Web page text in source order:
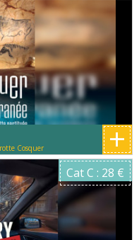
Cosquer +
Cat C : 28 €